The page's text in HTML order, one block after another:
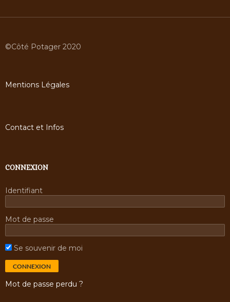
©Côté Potager 2020
Mentions Légales
Contact et Infos
CONNEXION
Identifiant
Mot de passe
Se souvenir de moi
Mot de passe perdu ?